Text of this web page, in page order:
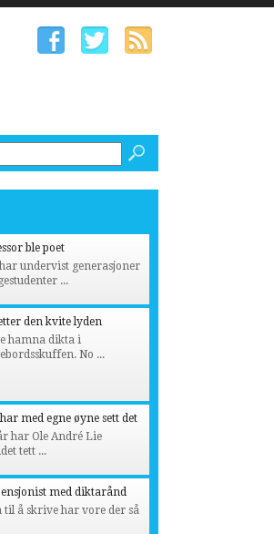
ble poet
undervist generasjoner
...
den kvite lyden
hamna dikta i
No ...
har med egne øyne sett det
har Ole André Lie
tett ...
med diktarånd
til å skrive har vore der så